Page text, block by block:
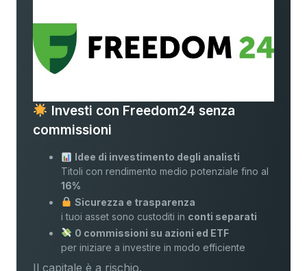
Investi con Freedom24 senza
commissioni
Idee di investimento degli analisti
Titoli con rendimento medio potenziale fino al
16%
Sicurezza e trasparenza
i tuoi asset sono custoditi in conti separati
0 commissioni su azioni ed ETF
per iniziare a investire in modo efficiente
Il capitale è a rischio.